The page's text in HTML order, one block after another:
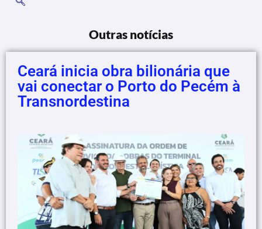
Outras notícias
Ceará inicia obra bilionária que
vai conectar o Porto do Pecém à
Transnordestina